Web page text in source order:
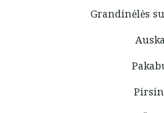
Grandinėlės